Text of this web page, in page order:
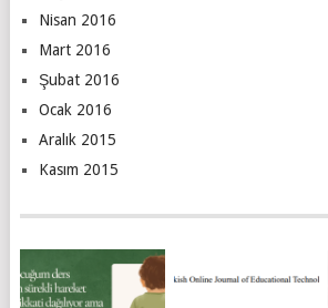
Nisan 2016
Mart 2016
Şubat 2016
Ocak 2016
Aralık 2015
Kasım 2015